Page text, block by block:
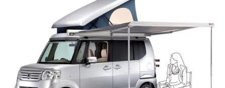
thông tin từ website này.